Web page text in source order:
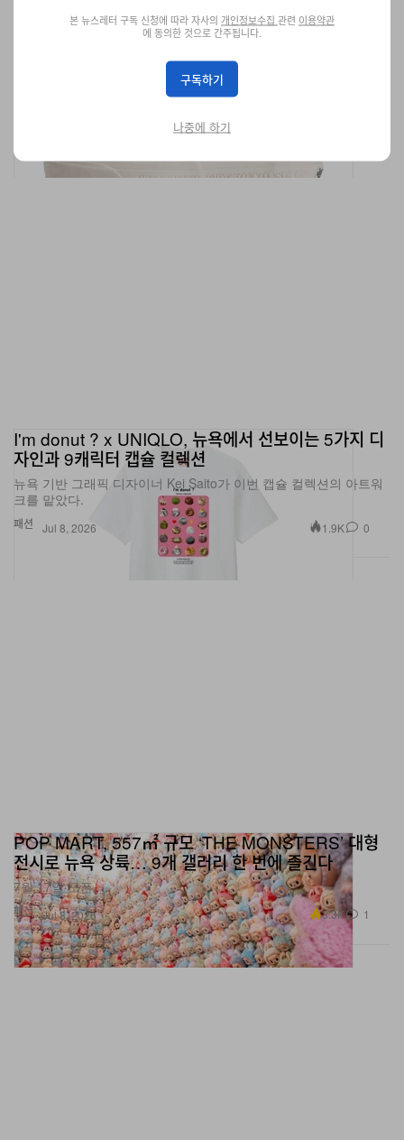
NEIGHBORHOOD x Vans, 20년 내공 담은 스탬프
드 스웨이드 Authentic 44 공개
블랙과 초크 화이트 스웨이드로 구성된 2종 팩으로, 디보스 토 박스
디테일과 사이드월 각인 브랜딩이 특징이다.
패션
I'm donut ? x UNIQLO, 뉴욕에서 선보이는 5가지 디
자인과 9캐릭터 캡슐 컬렉션
뉴욕 기반 그래픽 디자이너 Kei Saito가 이번 캡슐 컬렉션의 아트워
크를 맡았다.
Jul 8, 2026 1.9K 0
패션
POP MART, 557㎡ 규모 ‘THE MONSTERS’ 대형
전시로 뉴욕 상륙… 9개 갤러리 한 번에 즐긴다
7월 17일 오픈.
Jul 8, 2026 3.3K 1
본 뉴스레터 구독 신청에 따라 자사의 개인정보수집 관련 이용약관
에 동의한 것으로 간주됩니다.
구독하기
나중에 하기